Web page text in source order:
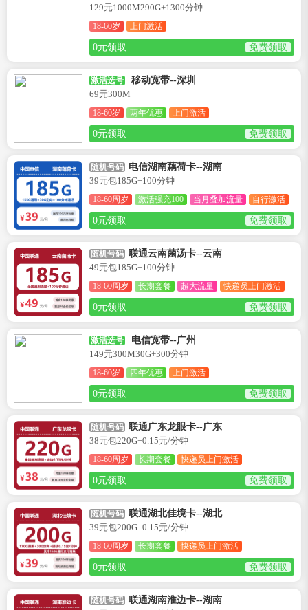
129元1000M290G+1300分钟
18-60岁 上门激活
0元领取 免费领取
激活选号
移动宽带--深圳
69元300M
18-60岁 两年优惠 上门激活
0元领取 免费领取
随机号码 电信湖南藕荷卡--湖南
39元包185G+100分钟
18-60周岁 激活强充100 当月叠加流量 自行激活
0元领取 免费领取
随机号码 联通云南菌汤卡--云南
49元包185G+100分钟
18-60周岁 长期套餐 超大流量 快递员上门激活
0元领取 免费领取
激活选号
电信宽带--广州
149元300M30G+300分钟
18-60岁 四年优惠 上门激活
0元领取 免费领取
随机号码 联通广东龙眼卡--广东
38元包220G+0.15元/分钟
18-60周岁 长期套餐 快递员上门激活
0元领取 免费领取
随机号码 联通湖北佳境卡--湖北
39元包200G+0.15元/分钟
18-60周岁 长期套餐 快递员上门激活
0元领取 免费领取
随机号码 联通湖南淮边卡--湖南